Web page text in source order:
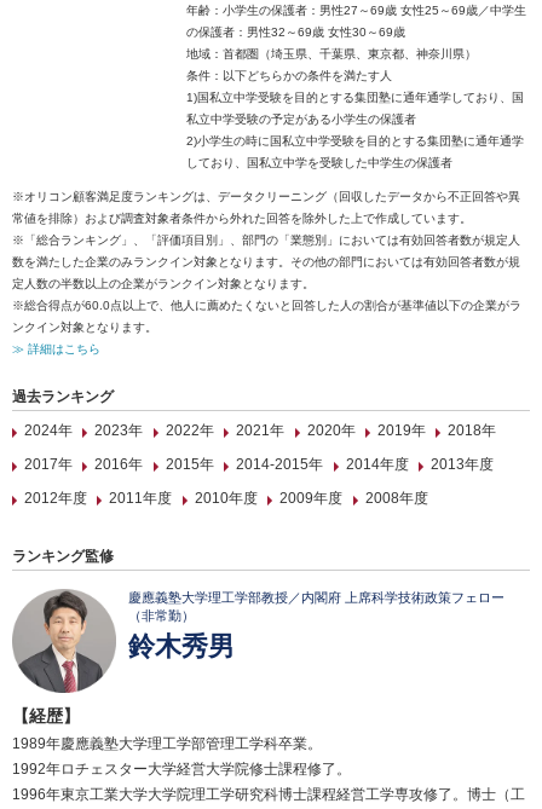
年齢：小学生の保護者：男性27～69歳 女性25～69歳／中学生
の保護者：男性32～69歳 女性30～69歳
地域：首都圏（埼玉県、千葉県、東京都、神奈川県）
条件：以下どちらかの条件を満たす人
1)国私立中学受験を目的とする集団塾に通年通学しており、国
私立中学受験の予定がある小学生の保護者
2)小学生の時に国私立中学受験を目的とする集団塾に通年通学
しており、国私立中学を受験した中学生の保護者
※オリコン顧客満足度ランキングは、データクリーニング（回収したデータから不正回答や異
常値を排除）および調査対象者条件から外れた回答を除外した上で作成しています。
※「総合ランキング」、「評価項目別」、部門の「業態別」においては有効回答者数が規定人
数を満たした企業のみランクイン対象となります。その他の部門においては有効回答者数が規
定人数の半数以上の企業がランクイン対象となります。
※総合得点が60.0点以上で、他人に薦めたくないと回答した人の割合が基準値以下の企業がラ
ンクイン対象となります。
≫ 詳細はこちら
過去ランキング
2024年
2023年 2022年 2021年 2020年 2019年
2018年
2017年
2016年 2015年 2014-2015年 2014年度
2013年度
2012年度
2011年度 2010年度 2009年度 2008年度
ランキング監修
慶應義塾大学理工学部教授／内閣府 上席科学技術政策フェロー
（非常勤）
鈴木秀男
【経歴】
1989年慶應義塾大学理工学部管理工学科卒業。
1992年ロチェスター大学経営大学院修士課程修了。
1996年東京工業大学大学院理工学研究科博士課程経営工学専攻修了。博士（工